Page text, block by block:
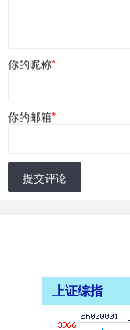
你的昵称*
你的邮箱*
提交评论
上证综指